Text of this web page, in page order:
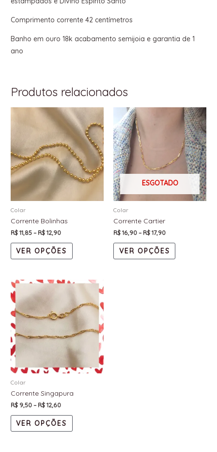
Comprimento corrente 42 centímetros
Banho em ouro 18k acabamento semijoia e garantia de 1
ano
Produtos relacionados
Colar
Corrente Bolinhas
R$11,85–R$12,90
VER OPÇÕES
ESGOTADO
Colar
Corrente Cartier
R$16,90–R$17,90
VER OPÇÕES
Colar
Corrente Singapura
R$9,50–R$12,60
VER OPÇÕES